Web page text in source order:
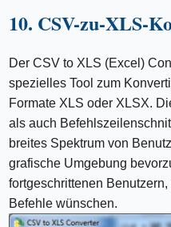
10. CSV-zu-XLS-
Der CSV to XLS (Excel)
spezielles Tool zum
Formate XLS oder XLSX.
als auch
breites Spektrum von
grafische Umgebung
fortgeschrittenen
Befehle wünschen.